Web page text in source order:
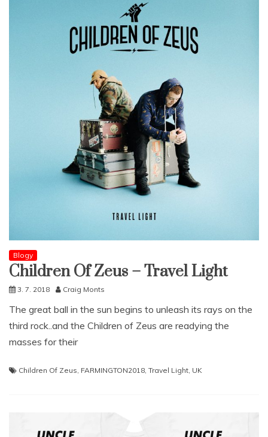
Blogy
Children Of Zeus – Travel Light
3. 7. 2018 Craig Monts
The great ball in the sun begins to unleash its rays on the
third rock..and the Children of Zeus are readying the
masses for their
Children Of Zeus, FARMINGTON2018, Travel Light, UK